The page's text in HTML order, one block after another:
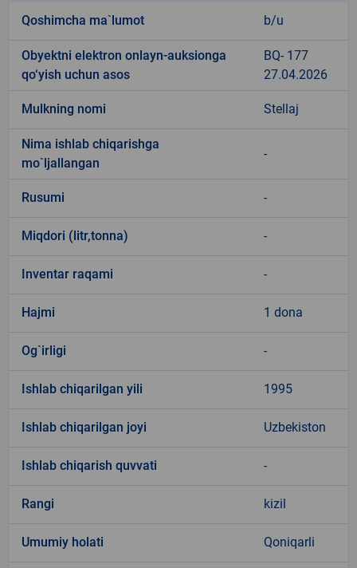
Qoshimcha ma`lumot b/u
Obyektni elektron onlayn-auksionga
qo‘yish uchun asos
BQ- 177
27.04.2026
Mulkning nomi Stellaj
Nima ishlab chiqarishga
mo`ljallangan
-
Rusumi -
Miqdori (litr,tonna) -
Inventar raqami -
Hajmi 1 dona
Og`irligi -
Ishlab chiqarilgan yili 1995
Ishlab chiqarilgan joyi Uzbekiston
Ishlab chiqarish quvvati -
Rangi kizil
Umumiy holati Qoniqarli